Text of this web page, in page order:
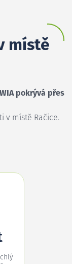
místě
pokrývá přes
v místě Račice.